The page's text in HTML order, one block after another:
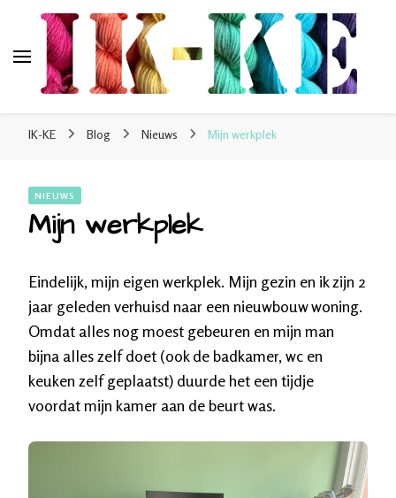
sokkenwol
IK-KE Blog Nieuws Mijn werkplek
NIEUWS
Mijn werkplek
Eindelijk, mijn eigen werkplek. Mijn gezin en ik zijn 2
jaar geleden verhuisd naar een nieuwbouw woning.
Omdat alles nog moest gebeuren en mijn man
bijna alles zelf doet (ook de badkamer, wc en
keuken zelf geplaatst) duurde het een tijdje
voordat mijn kamer aan de beurt was.